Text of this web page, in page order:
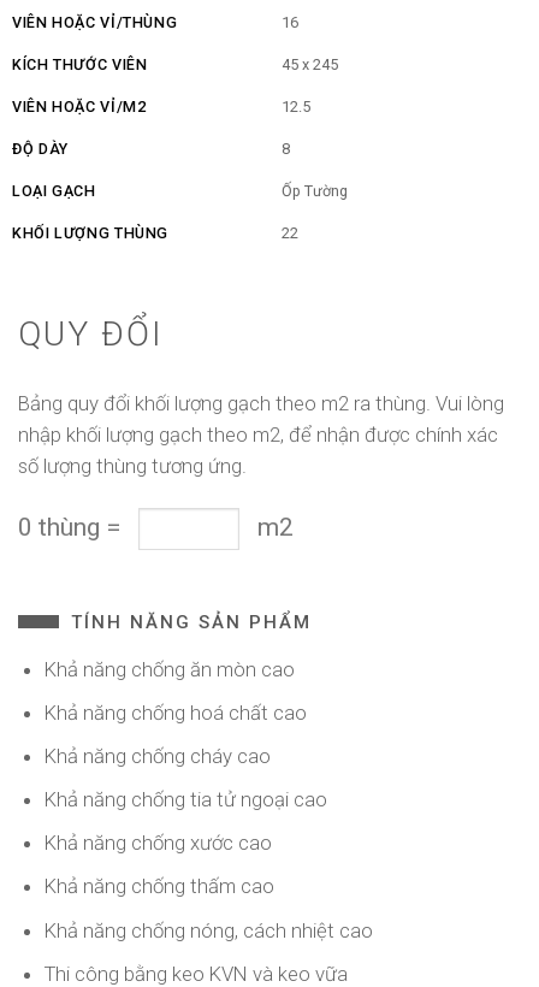
VIÊN HOẶC VỈ/THÙNG 16
KÍCH THƯỚC VIÊN 45 x 245
VIÊN HOẶC VỈ/M2 12.5
ĐỘ DÀY 8
LOẠI GẠCH Ốp Tường
KHỐI LƯỢNG THÙNG 22
QUY ĐỔI
Bảng quy đổi khối lượng gạch theo m2 ra thùng. Vui lòng
nhập khối lượng gạch theo m2, để nhận được chính xác
số lượng thùng tương ứng.
0 thùng = m2
TÍNH NĂNG SẢN PHẨM
Khả năng chống ăn mòn cao
Khả năng chống hoá chất cao
Khả năng chống cháy cao
Khả năng chống tia tử ngoại cao
Khả năng chống xước cao
Khả năng chống thấm cao
Khả năng chống nóng, cách nhiệt cao
Thi công bằng keo KVN và keo vữa